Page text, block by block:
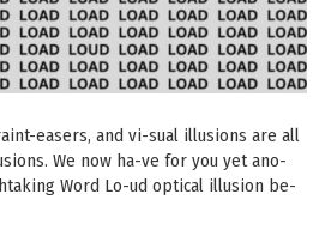
easers, and vi-sual illusions are all
We now ha-ve for you yet ano-
Word Lo-ud optical illusion be-